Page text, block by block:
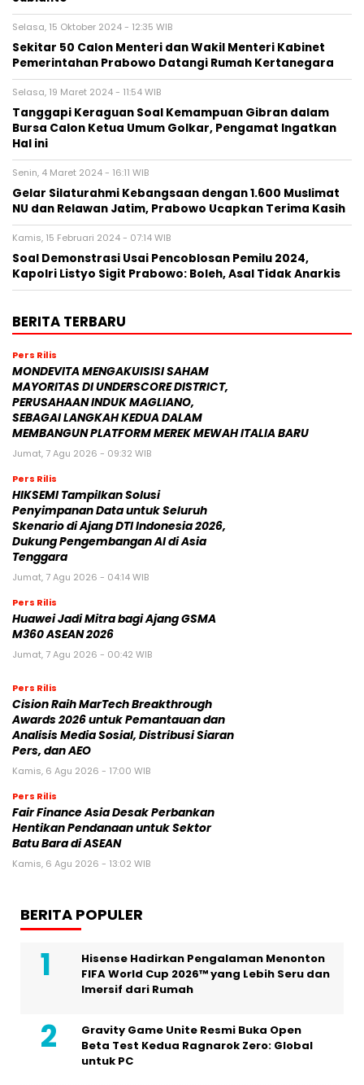
Selasa, 15 Oktober 2024 - 12:35 WIB
Sekitar 50 Calon Menteri dan Wakil Menteri Kabinet
Pemerintahan Prabowo Datangi Rumah Kertanegara
Selasa, 19 Maret 2024 - 11:54 WIB
Tanggapi Keraguan Soal Kemampuan Gibran dalam
Bursa Calon Ketua Umum Golkar, Pengamat Ingatkan
Hal ini
Senin, 4 Maret 2024 - 16:11 WIB
Gelar Silaturahmi Kebangsaan dengan 1.600 Muslimat
NU dan Relawan Jatim, Prabowo Ucapkan Terima Kasih
Kamis, 15 Februari 2024 - 07:14 WIB
Soal Demonstrasi Usai Pencoblosan Pemilu 2024,
Kapolri Listyo Sigit Prabowo: Boleh, Asal Tidak Anarkis
BERITA TERBARU
Pers Rilis
MONDEVITA MENGAKUISISI SAHAM
MAYORITAS DI UNDERSCORE DISTRICT,
PERUSAHAAN INDUK MAGLIANO,
SEBAGAI LANGKAH KEDUA DALAM
MEMBANGUN PLATFORM MEREK MEWAH ITALIA BARU
Jumat, 7 Agu 2026 - 09:32 WIB
Pers Rilis
HIKSEMI Tampilkan Solusi
Penyimpanan Data untuk Seluruh
Skenario di Ajang DTI Indonesia 2026,
Dukung Pengembangan AI di Asia
Tenggara
Jumat, 7 Agu 2026 - 04:14 WIB
Pers Rilis
Huawei Jadi Mitra bagi Ajang GSMA
M360 ASEAN 2026
Jumat, 7 Agu 2026 - 00:42 WIB
Pers Rilis
Cision Raih MarTech Breakthrough
Awards 2026 untuk Pemantauan dan
Analisis Media Sosial, Distribusi Siaran
Pers, dan AEO
Kamis, 6 Agu 2026 - 17:00 WIB
Pers Rilis
Fair Finance Asia Desak Perbankan
Hentikan Pendanaan untuk Sektor
Batu Bara di ASEAN
Kamis, 6 Agu 2026 - 13:02 WIB
BERITA POPULER
Hisense Hadirkan Pengalaman Menonton
FIFA World Cup 2026™ yang Lebih Seru dan
Imersif dari Rumah
Gravity Game Unite Resmi Buka Open
Beta Test Kedua Ragnarok Zero: Global
untuk PC